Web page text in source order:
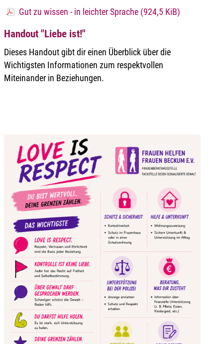
Gut zu wissen - in leichter Sprache (924,5 KiB)
Handout "Liebe ist!"
Dieses Handout gibt dir einen Überblick über die
Wichtigsten Informationen zum respektvollen
Miteinander in Beziehungen.